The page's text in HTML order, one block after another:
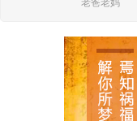
老爸老妈